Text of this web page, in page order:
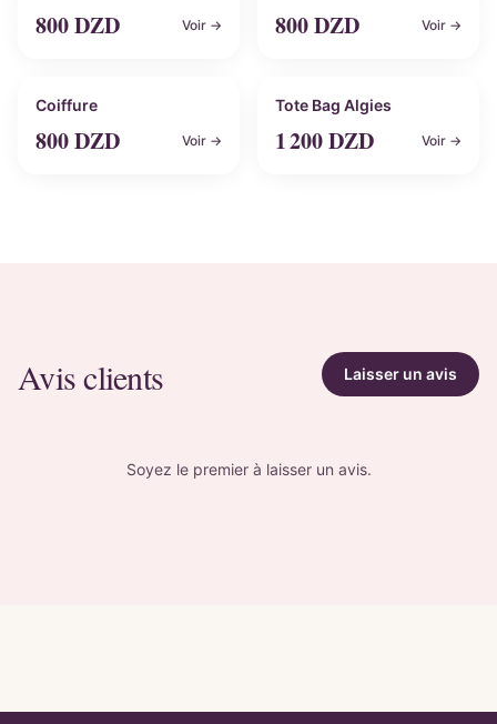
800DZD Voir → 800DZD Voir →
Personnalisable
Coiffure
800DZD Voir →
Personnalisable
Tote Bag Algies
1 200DZD Voir →
Avis clients Laisser un avis
Soyez le premier à laisser un avis.